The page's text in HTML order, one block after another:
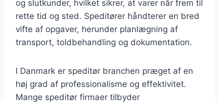
og slutkunder, hvilket sikrer, at varer når frem til
rette tid og sted. Speditører håndterer en bred
vifte af opgaver, herunder planlægning af
transport, toldbehandling og dokumentation.
I Danmark er speditør branchen præget af en
høj grad af professionalisme og effektivitet.
Mange speditør firmaer tilbyder